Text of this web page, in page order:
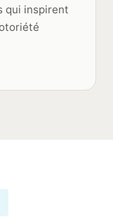
qui inspirent